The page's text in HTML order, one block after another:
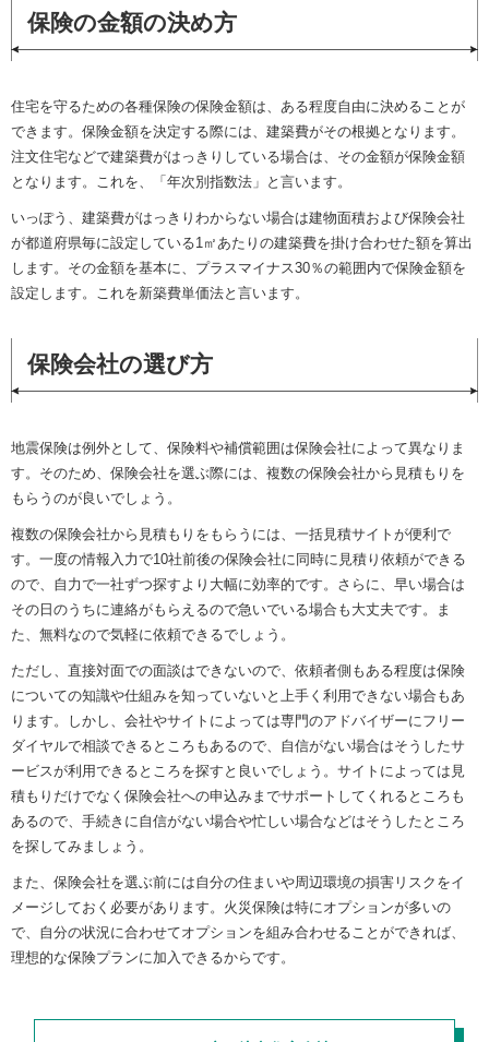
保険の金額の決め方
住宅を守るための各種保険の保険金額は、ある程度自由に決めることが
できます。保険金額を決定する際には、建築費がその根拠となります。
注文住宅などで建築費がはっきりしている場合は、その金額が保険金額
となります。これを、「年次別指数法」と言います。
いっぽう、建築費がはっきりわからない場合は建物面積および保険会社
が都道府県毎に設定している1㎡あたりの建築費を掛け合わせた額を算出
します。その金額を基本に、プラスマイナス30％の範囲内で保険金額を
設定します。これを新築費単価法と言います。
保険会社の選び方
地震保険は例外として、保険料や補償範囲は保険会社によって異なりま
す。そのため、保険会社を選ぶ際には、複数の保険会社から見積もりを
もらうのが良いでしょう。
複数の保険会社から見積もりをもらうには、一括見積サイトが便利で
す。一度の情報入力で10社前後の保険会社に同時に見積り依頼ができる
ので、自力で一社ずつ探すより大幅に効率的です。さらに、早い場合は
その日のうちに連絡がもらえるので急いでいる場合も大丈夫です。ま
た、無料なので気軽に依頼できるでしょう。
ただし、直接対面での面談はできないので、依頼者側もある程度は保険
についての知識や仕組みを知っていないと上手く利用できない場合もあ
ります。しかし、会社やサイトによっては専門のアドバイザーにフリー
ダイヤルで相談できるところもあるので、自信がない場合はそうしたサ
ービスが利用できるところを探すと良いでしょう。サイトによっては見
積もりだけでなく保険会社への申込みまでサポートしてくれるところも
あるので、手続きに自信がない場合や忙しい場合などはそうしたところ
を探してみましょう。
また、保険会社を選ぶ前には自分の住まいや周辺環境の損害リスクをイ
メージしておく必要があります。火災保険は特にオプションが多いの
で、自分の状況に合わせてオプションを組み合わせることができれば、
理想的な保険プランに加入できるからです。